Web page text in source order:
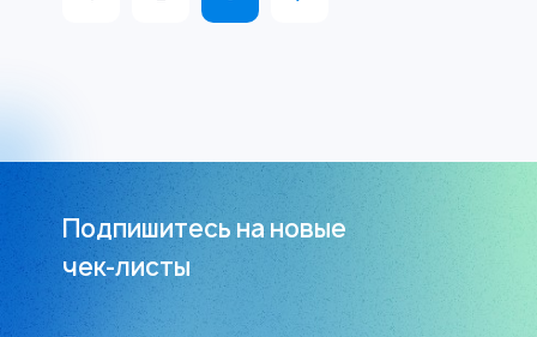
Подпишитесь на новые
чек-листы